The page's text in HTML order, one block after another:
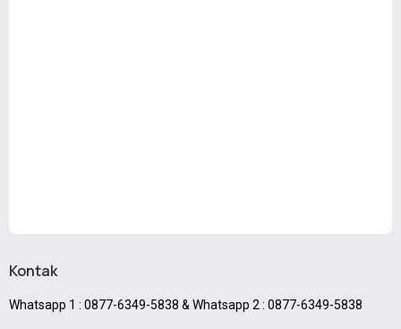
Kontak
Whatsapp 1 : 0877-6349-5838 & Whatsapp 2 : 0877-6349-5838